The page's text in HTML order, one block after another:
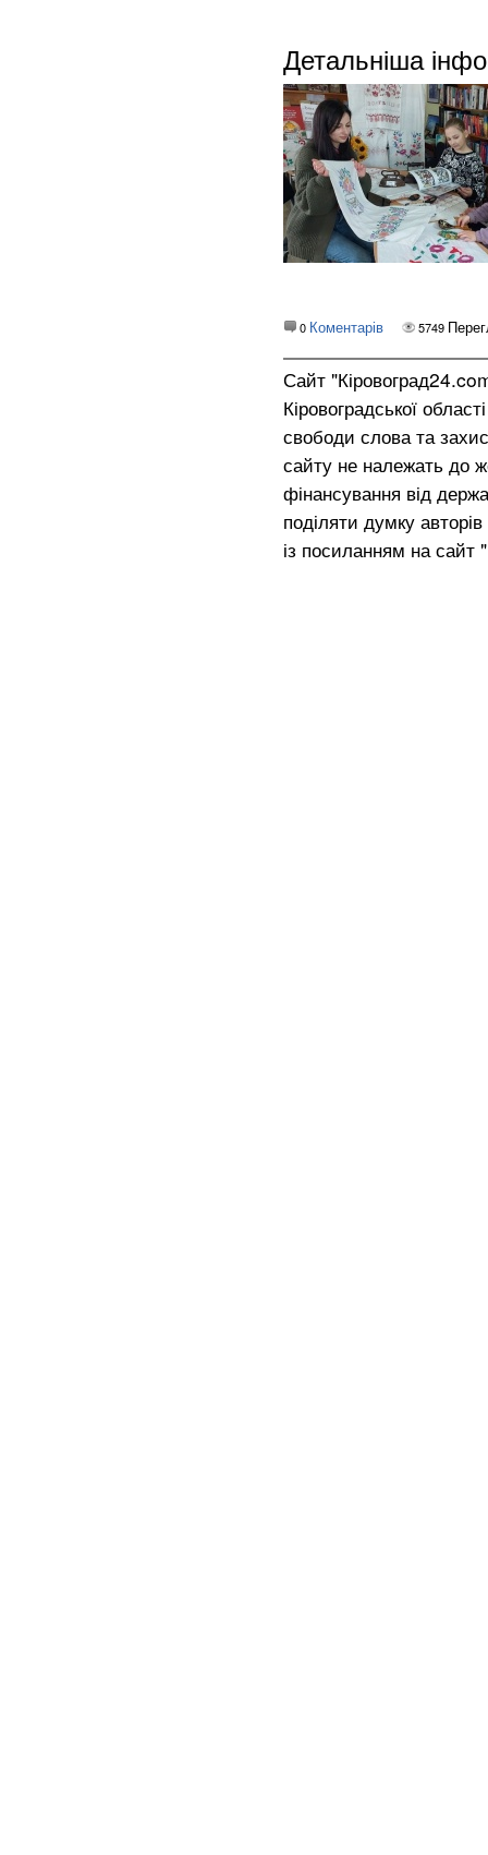
Детальніша
0 Коментарів 5749
Сайт
Кіровоградської
свободи слова та
сайту не належать до
фінансування від
поділяти думку
із посиланням на сайт